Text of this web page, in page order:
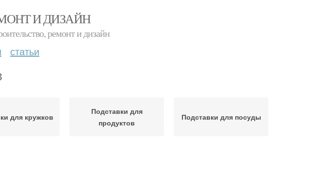
И ДИЗАЙН
ремонт и дизайн
статьи
для кружков
Подставки для
продуктов
Подставки для посуды